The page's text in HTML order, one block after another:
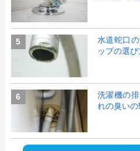
5
水道蛇口
ップの選
6
洗濯機の
れの臭い